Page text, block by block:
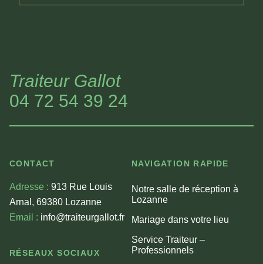
Traiteur Gallot
04 72 54 39 24
CONTACT
Adresse : 913 Rue Louis
Arnal, 69380 Lozanne
Email : info@traiteurgallot.fr
RÉSEAUX SOCIAUX
NAVIGATION RAPIDE
Notre salle de réception à
Lozanne
Mariage dans votre lieu
Service Traiteur –
Professionnels